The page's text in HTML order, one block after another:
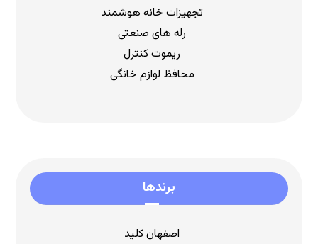
تجهیزات خانه هوشمند
رله های صنعتی
ریموت کنترل
محافظ لوازم خانگی
برندها
اصفهان کلید